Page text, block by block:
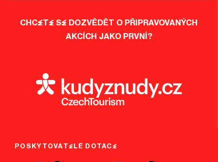
CHCETE SE DOZVĚDĚT O PŘIPRAVOVANÝCH
AKCÍCH JAKO PRVNÍ?
POSKYTOVATELÉ DOTACE